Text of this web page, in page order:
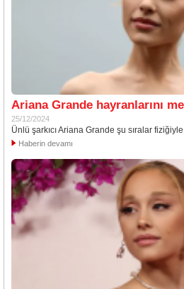
Ariana Grande hayranlarını
25/12/2024
Ünlü şarkıcı Ariana Grande şu sıralar
Haberin devamı